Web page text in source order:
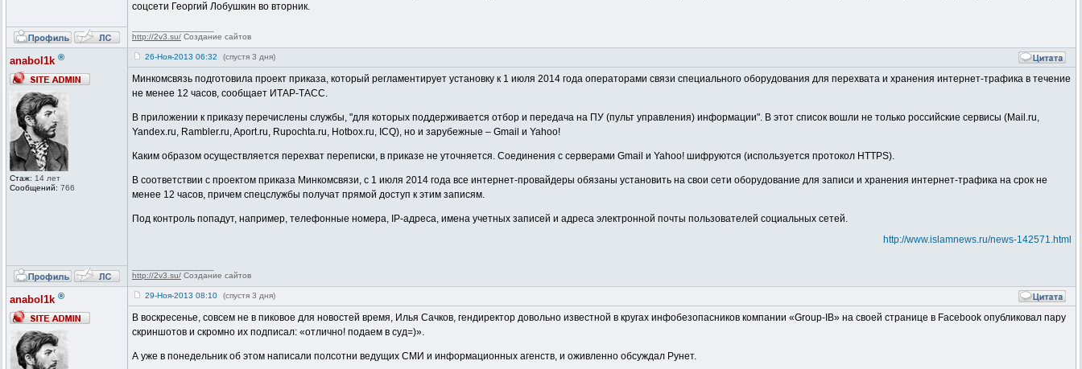
соцсети Георгий Лобушкин во вторник.
http://2v3.su/ Создание сайтов
anabol1k ®
Стаж: 14 лет
Сообщений: 766
26-Ноя-2013 06:32 (спустя 3 дня)
Минкомсвязь подготовила проект приказа, который регламентирует установку к 1 июля 2014 года операторами связи специального оборудования для перехвата и хранения интернет-трафика в течение
не менее 12 часов, сообщает ИТАР-ТАСС.
В приложении к приказу перечислены службы, "для которых поддерживается отбор и передача на ПУ (пульт управления) информации". В этот список вошли не только российские сервисы (Mail.ru,
Yandex.ru, Rambler.ru, Aport.ru, Rupochta.ru, Hotbox.ru, ICQ), но и зарубежные – Gmail и Yahoo!
Каким образом осуществляется перехват переписки, в приказе не уточняется. Соединения с серверами Gmail и Yahoo! шифруются (используется протокол HTTPS).
В соответствии с проектом приказа Минкомсвязи, с 1 июля 2014 года все интернет-провайдеры обязаны установить на свои сети оборудование для записи и хранения интернет-трафика на срок не
менее 12 часов, причем спецслужбы получат прямой доступ к этим записям.
Под контроль попадут, например, телефонные номера, IP-адреса, имена учетных записей и адреса электронной почты пользователей социальных сетей.
http://www.islamnews.ru/news-142571.html
http://2v3.su/ Создание сайтов
anabol1k ® 29-Ноя-2013 08:10 (спустя 3 дня)
В воскресенье, совсем не в пиковое для новостей время, Илья Сачков, гендиректор довольно известной в кругах инфобезопасников компании «Group-IB» на своей странице в Facebook опубликовал пару
скриншотов и скромно их подписал: «отлично! подаем в суд=)».
А уже в понедельник об этом написали полсотни ведущих СМИ и информационных агенств, и оживленно обсуждал Рунет.